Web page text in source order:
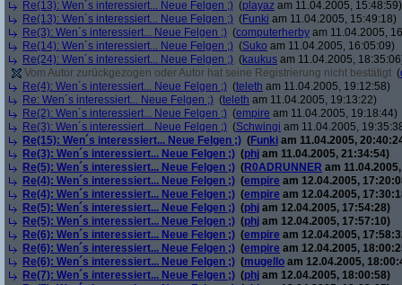
Re(13): Wen´s interessiert... Neue Felgen ;) (playaz am 11.04.2005, 15:48:59)
Re(13): Wen´s interessiert... Neue Felgen ;) (Funki am 11.04.2005, 15:49:18)
Re(3): Wen´s interessiert... Neue Felgen ;) (computerherby am 11.04.2005,
Re(14): Wen´s interessiert... Neue Felgen ;) (Suko am 11.04.2005, 16:05:09)
Re(24): Wen´s interessiert... Neue Felgen ;) (kaukus am 11.04.2005,
Vom Autor zurückgezogen oder Autor hat seine Registrierung nicht bestätigt (
Re(4): Wen´s interessiert... Neue Felgen ;) (teleth am 11.04.2005, 19:12:58)
Re: Wen´s interessiert... Neue Felgen ;) (teleth am 11.04.2005, 19:13:22)
Re(2): Wen´s interessiert... Neue Felgen ;) (empire am 11.04.2005, 19:18:44)
Re(3): Wen´s interessiert... Neue Felgen ;) (Schwingi am 11.04.2005,
Re(15): Wen´s interessiert... Neue Felgen ;) (Funki am 11.04.2005,
Re(3): Wen´s interessiert... Neue Felgen ;) (phj am 11.04.2005, 21:34:54)
Re(5): Wen´s interessiert... Neue Felgen ;) (R0ADRUNNER am
Re(4): Wen´s interessiert... Neue Felgen ;) (empire am 12.04.2005,
Re(4): Wen´s interessiert... Neue Felgen ;) (empire am 12.04.2005,
Re(5): Wen´s interessiert... Neue Felgen ;) (phj am 12.04.2005, 17:54:28)
Re(5): Wen´s interessiert... Neue Felgen ;) (phj am 12.04.2005, 17:57:10)
Re(6): Wen´s interessiert... Neue Felgen ;) (empire am 12.04.2005,
Re(6): Wen´s interessiert... Neue Felgen ;) (empire am 12.04.2005,
Re(6): Wen´s interessiert... Neue Felgen ;) (mugello am 12.04.2005,
Re(7): Wen´s interessiert... Neue Felgen ;) (phj am 12.04.2005, 18:00:58)